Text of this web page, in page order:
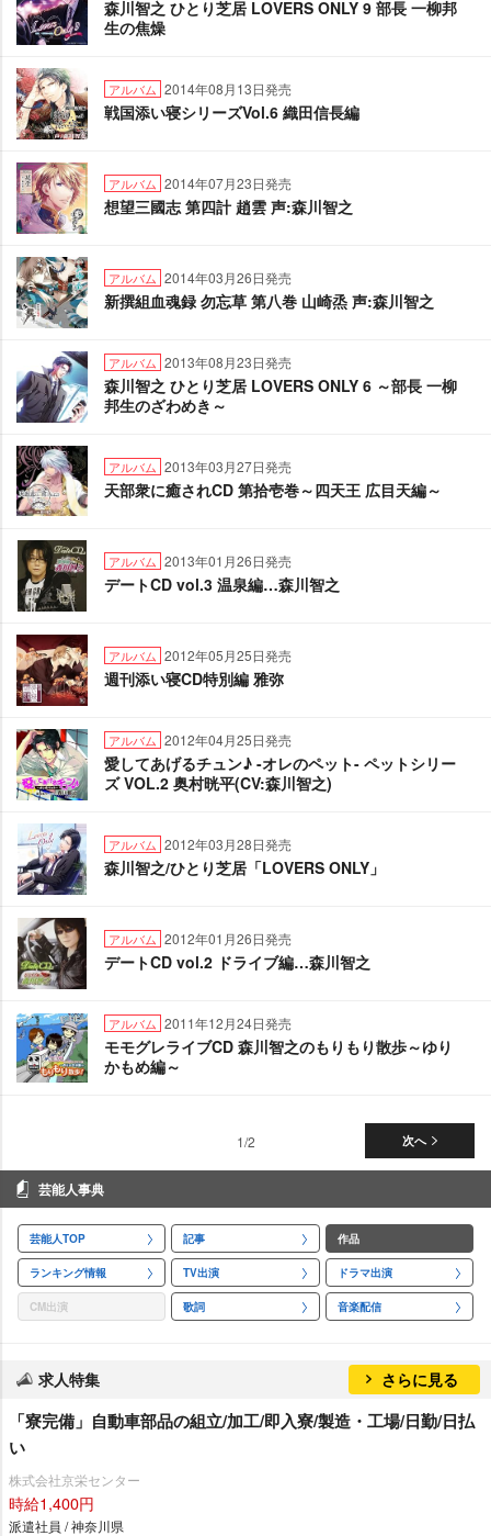
森川智之 ひとり芝居 LOVERS ONLY 9 部長 一柳邦
生の焦燥
アルバム 2014年08月13日発売
戦国添い寝シリーズVol.6 織田信長編
アルバム 2014年07月23日発売
想望三國志 第四計 趙雲 声:森川智之
アルバム 2014年03月26日発売
新撰組血魂録 勿忘草 第八巻 山崎烝 声:森川智之
アルバム 2013年08月23日発売
森川智之 ひとり芝居 LOVERS ONLY 6 ～部長 一柳
邦生のざわめき～
アルバム 2013年03月27日発売
天部衆に癒されCD 第拾壱巻～四天王 広目天編～
アルバム 2013年01月26日発売
デートCD vol.3 温泉編…森川智之
アルバム 2012年05月25日発売
週刊添い寝CD特別編 雅弥
アルバム 2012年04月25日発売
愛してあげるチュン♪ -オレのペット- ペットシリー
ズ VOL.2 奥村晄平(CV:森川智之)
アルバム 2012年03月28日発売
森川智之/ひとり芝居「LOVERS ONLY」
アルバム 2012年01月26日発売
デートCD vol.2 ドライブ編…森川智之
アルバム 2011年12月24日発売
モモグレライブCD 森川智之のもりもり散歩～ゆり
かもめ編～
次へ
1/2
芸能人事典
芸能人TOP 記事 作品
ランキング情報 TV出演 ドラマ出演
CM出演 歌詞 音楽配信
求人特集 さらに見る
「寮完備」自動車部品の組立/加工/即入寮/製造・工場/日勤/日払
い
株式会社京栄センター
時給1,400円
派遣社員 / 神奈川県